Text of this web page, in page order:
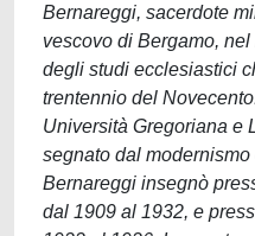
Bernareggi, sacerdote
vescovo di Bergamo,
degli studi ecclesiastici
trentennio del
Università Gregoriana e
segnato dal
Bernareggi insegnò
dal 1909 al 1932, e